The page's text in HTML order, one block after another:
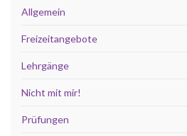
Allgemein
Freizeitangebote
Lehrgänge
Nicht mit mir!
Prüfungen